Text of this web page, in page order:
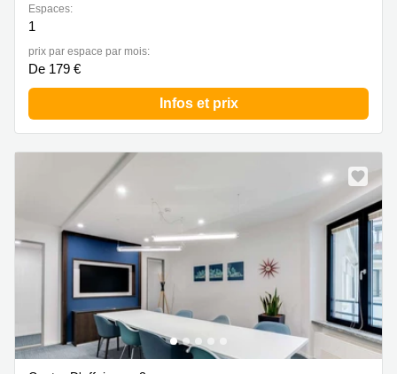
Espaces:
1
prix par espace par mois:
De 179 €
Infos et prix